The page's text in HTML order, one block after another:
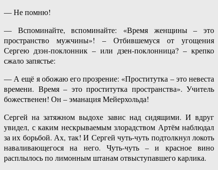
— Не помню!
— Вспоминайте, вспоминайте: «Время женщины – это
пространство мужчины»! – Отбившемуся от угощения
Сергею дзэн-поклонник – или дзен-поклонница? – крепко
сжало запястье:
— А ещё я обожаю его прозрение: «Проститутка – это невеста
времени. Время – это проститутка пространства». Учитель
божественен! Он – эманация Мейерхольда!
Сергей на затяжном выдохе завис над сидящими. И вдруг
увидел, с каким нескрываемым злорадством Артём наблюдал
за их борьбой. Ах, так! И Сергей чуть-чуть подтолкнул локоть
наваливающегося на него. Чуть-чуть – и красное вино
расплылось по лимонным штанам отвыступавшего карлика.